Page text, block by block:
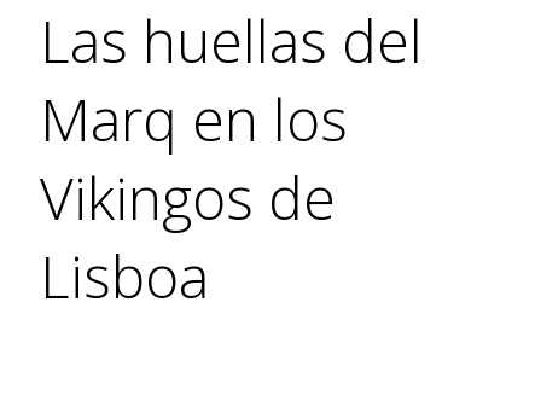
Las huellas del
Marq en los
Vikingos de
Lisboa